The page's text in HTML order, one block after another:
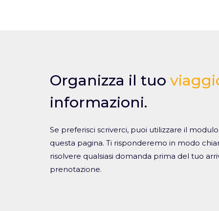
Organizza il tuo
informazioni.
Se preferisci scriverci, puoi utilizzare il
questa pagina. Ti risponderemo in modo
risolvere qualsiasi domanda prima del tuo
prenotazione.